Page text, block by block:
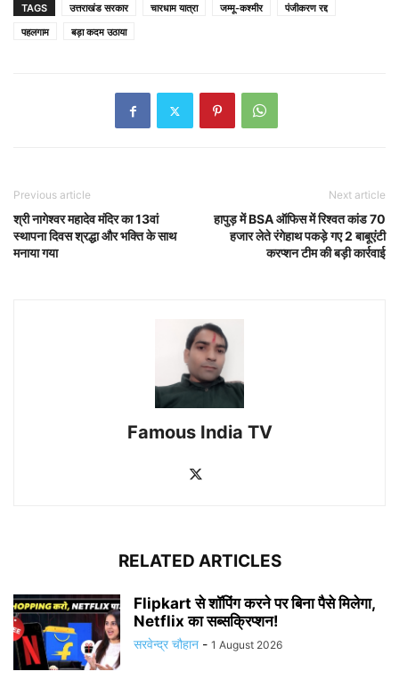
TAGS उत्तराखंड सरकार चारधाम यात्रा जम्मू-कश्मीर
पंजीकरण रद्द
पहलगाम
बड़ा कदम उठाया
Previous article
श्री नागेश्वर महादेव मंदिर का 13वां
स्थापना दिवस श्रद्धा और भक्ति के साथ
मनाया गया
Next article
हापुड़ में BSA ऑफिस में रिश्वत कांड 70
हजार लेते रंगेहाथ पकड़े गए 2 बाबूएंटी
करप्शन टीम की बड़ी कार्रवाई
Famous India TV
RELATED ARTICLES
Flipkart से शॉपिंग करने पर बिना पैसे मिलेगा,
Netflix का सब्सक्रिप्शन!
सरवेन्द्र चौहान - 1 August 2026